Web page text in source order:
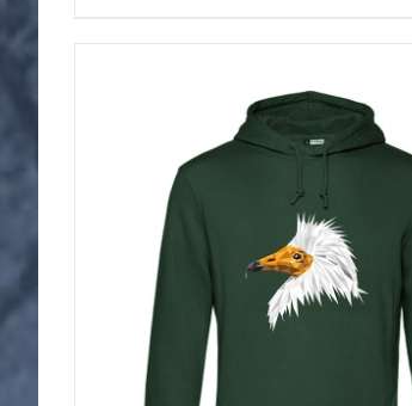
variantes.
Las
opciones
se
elegir
la
página
de
producto